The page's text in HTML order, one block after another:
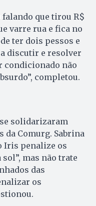
falando que tirou R$
varre rua e fica no
ter dois pessos e
discutir e resolver
condicionado não
completou.
solidarizaram
da Comurg. Sabrina
Iris penalize os
mas não trate
das
os